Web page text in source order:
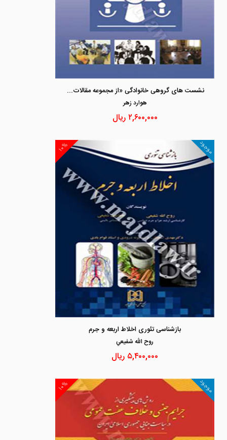
نشست های گروهی خانوادگی «از مجموعه مقالات عدالت ترمیمی»
هوارد زهر
۲,۶۰۰,۰۰۰ریال
۱۰% موجود
بازشناسی تئوری اخلاط اربعه و جرم
روح الله شفيعي
۵,۴۰۰,۰۰۰ ریال
۱۰% موجود